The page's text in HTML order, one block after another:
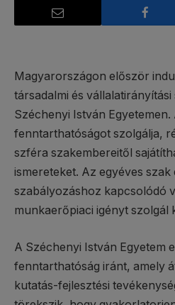
Magyarországon először
társadalmi és
Széchenyi István
fenntarthatóságot szolgálja,
szféra szakembereitől
ismereteket. Az egyéves
szabályozáshoz kapcsolódó
munkaerőpiaci igényt szolgál
A Széchenyi István Egyetem
fenntarthatóság iránt, amely
kutatás-fejlesztési